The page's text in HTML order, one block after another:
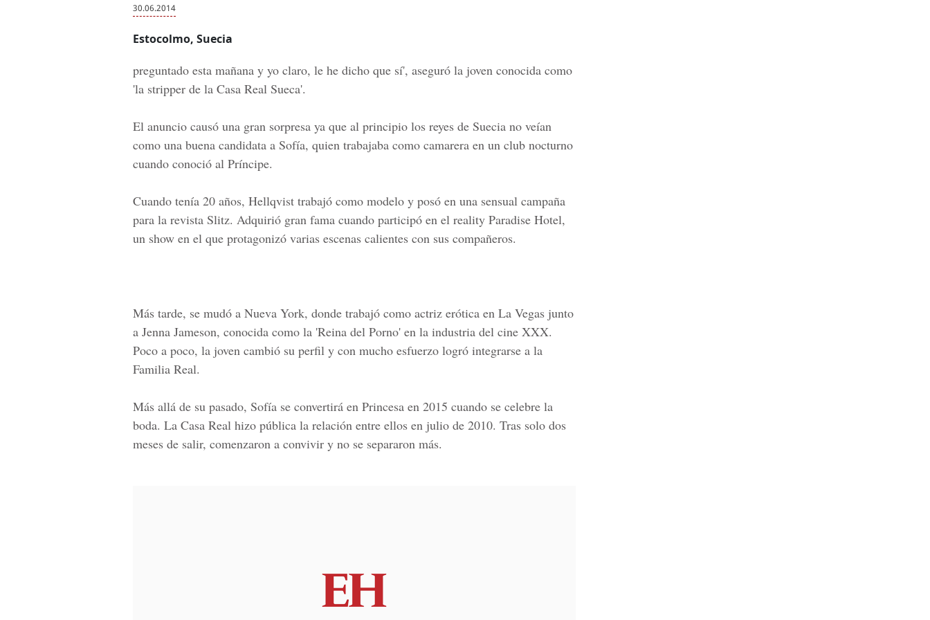
30.06.2014
Estocolmo, Suecia
preguntado esta mañana y yo claro, le he dicho que sí', aseguró la joven conocida como
'la stripper de la Casa Real Sueca'.
El anuncio causó una gran sorpresa ya que al principio los reyes de Suecia no veían
como una buena candidata a Sofía, quien trabajaba como camarera en un club nocturno
cuando conoció al Príncipe.
Cuando tenía 20 años, Hellqvist trabajó como modelo y posó en una sensual campaña
para la revista Slitz. Adquirió gran fama cuando participó en el reality Paradise Hotel,
un show en el que protagonizó varias escenas calientes con sus compañeros.
Más tarde, se mudó a Nueva York, donde trabajó como actriz erótica en La Vegas junto
a Jenna Jameson, conocida como la 'Reina del Porno' en la industria del cine XXX.
Poco a poco, la joven cambió su perfil y con mucho esfuerzo logró integrarse a la
Familia Real.
Más allá de su pasado, Sofía se convertirá en Princesa en 2015 cuando se celebre la
boda. La Casa Real hizo pública la relación entre ellos en julio de 2010. Tras solo dos
meses de salir, comenzaron a convivir y no se separaron más.